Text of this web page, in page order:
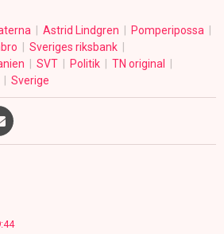
Astrid Lindgren
Pomperipossa
Sveriges riksbank
SVT Politik
TN original
Sverige